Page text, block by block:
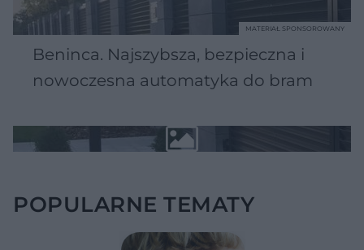
Beninca. Najszybsza, bezpieczna i
nowoczesna automatyka do bram
MATERIAŁ SPONSOROWANY
POPULARNE TEMATY